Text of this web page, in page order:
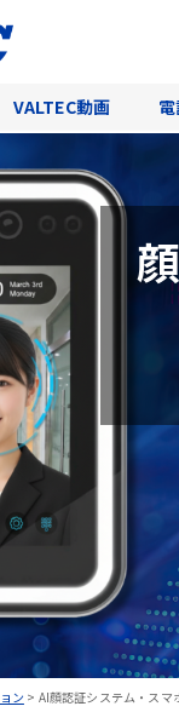
VALTEC動画
ン > AI顔認証システム・スマ